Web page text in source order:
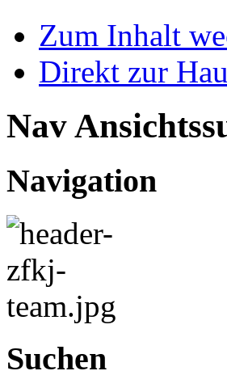
Zum Inhalt
Direkt zur
Nav
Navigation
Suchen